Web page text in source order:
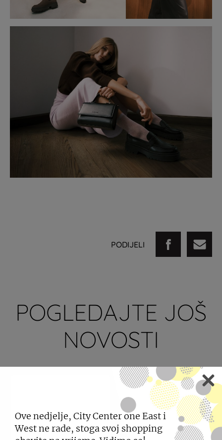
PODIJELI
POGLEDAJTE JOŠ
NOVOSTI
Ove nedjelje, City Center one East i
West ne rade, stoga svoj shopping